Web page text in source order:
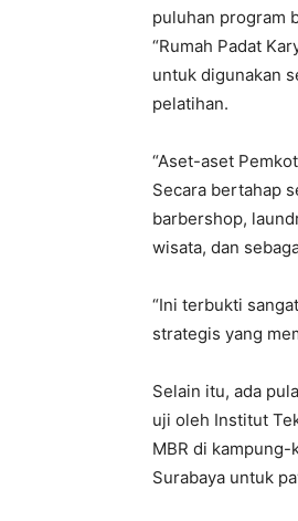
puluhan program
“Rumah Padat
untuk digunakan
pelatihan.
“Aset-aset
Secara bertahap
barbershop,
wisata, dan
“Ini terbukti
strategis yang
Selain itu, ada
uji oleh Institut
MBR di
Surabaya untuk